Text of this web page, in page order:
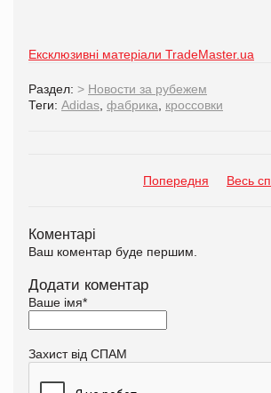
Ексклюзивні матеріали TradeMaster.ua
Раздел: > Новости за рубежем
Теги: Adidas фабрика кроссовки
Попередня Весь
Коментарі
Ваш коментар буде першим.
Додати коментар
Ваше імя*
Захист від СПАМ